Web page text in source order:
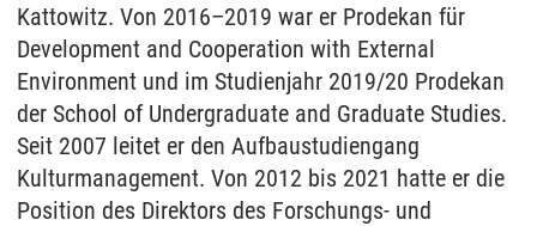
Kattowitz. Von 2016–2019 war er Prodekan für
Development and Cooperation with External
Environment und im Studienjahr 2019/20 Prodekan
der School of Undergraduate and Graduate Studies.
Seit 2007 leitet er den Aufbaustudiengang
Kulturmanagement. Von 2012 bis 2021 hatte er die
Position des Direktors des Forschungs- und